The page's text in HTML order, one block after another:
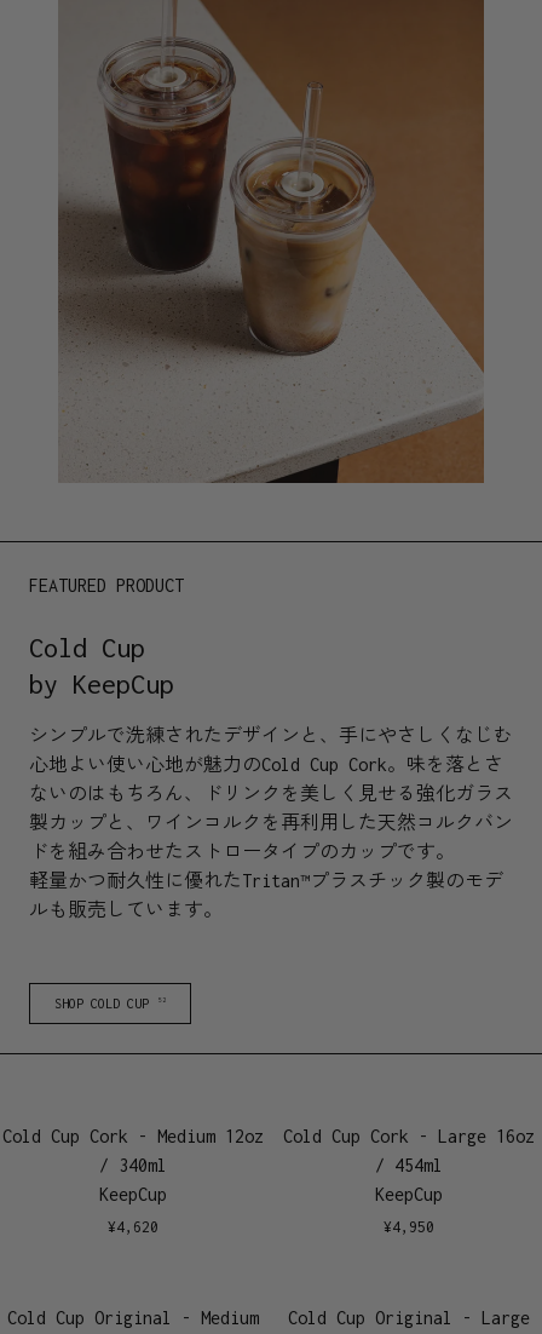
FEATURED PRODUCT
Cold Cup
by KeepCup
シンプルで洗練されたデザインと、手にやさしくなじむ
心地よい使い心地が魅力のCold Cup Cork。味を落とさ
ないのはもちろん、ドリンクを美しく見せる強化ガラス
製カップと、ワインコルクを再利用した天然コルクバン
ドを組み合わせたストロータイプのカップです。
軽量かつ耐久性に優れたTritan™プラスチック製のモデ
ルも販売しています。
SHOP COLD CUP 52
Cold Cup Cork - Medium 12oz
/ 340ml
KeepCup
¥4,620
Cold Cup Cork - Large 16oz
/ 454ml
KeepCup
¥4,950
Cold Cup Original - Medium
Cold Cup Original - Large